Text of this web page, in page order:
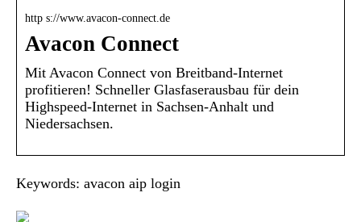
http s://www.avacon-connect.de
Avacon Connect
Mit Avacon Connect von Breitband-Internet
profitieren! Schneller Glasfaserausbau für dein
Highspeed-Internet in Sachsen-Anhalt und
Niedersachsen.
Keywords: avacon aip login